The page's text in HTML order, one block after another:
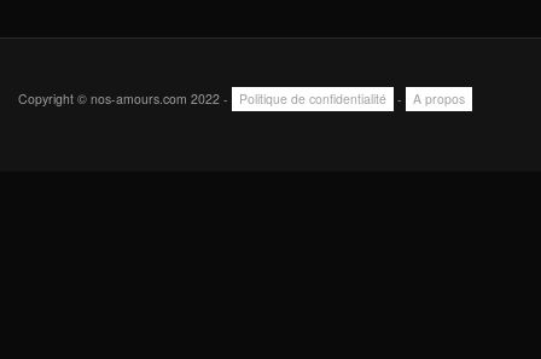
Copyright © nos-amours.com 2022 - Politique de confidentialité - A propos